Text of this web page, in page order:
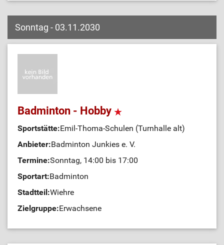
Sonntag - 03.11.2030
Badminton - Hobby
Sportstätte:Emil-Thoma-Schulen (Turnhalle alt)
Anbieter:Badminton Junkies e. V.
Termine:Sonntag, 14:00 bis 17:00
Sportart:Badminton
Stadtteil:Wiehre
Zielgruppe:Erwachsene